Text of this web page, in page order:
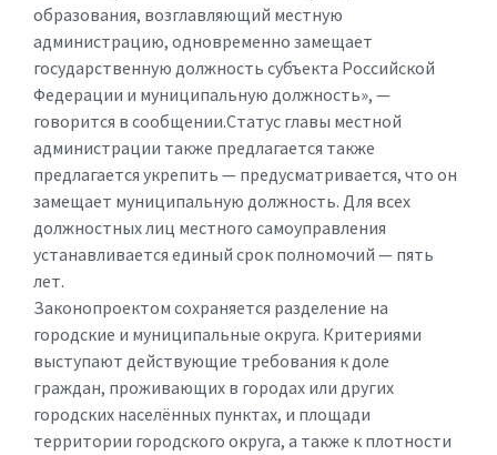
образования, возглавляющий местную
администрацию, одновременно замещает
государственную должность субъекта Российской
Федерации и муниципальную должность», —
говорится в сообщении.Статус главы местной
администрации также предлагается также
предлагается укрепить — предусматривается, что он
замещает муниципальную должность. Для всех
должностных лиц местного самоуправления
устанавливается единый срок полномочий — пять
лет.
Законопроектом сохраняется разделение на
городские и муниципальные округа. Критериями
выступают действующие требования к доле
граждан, проживающих в городах или других
городских населённых пунктах, и площади
территории городского округа, а также к плотности